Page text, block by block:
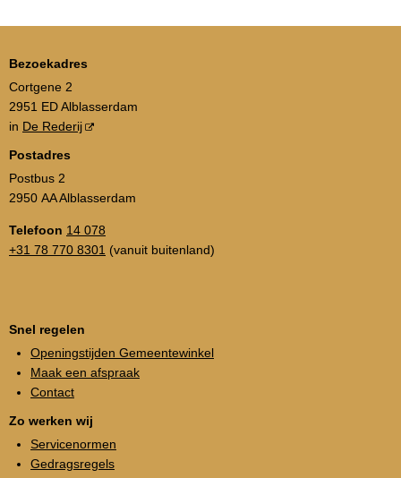
Bezoekadres
Cortgene 2
2951 ED Alblasserdam
in De Rederij
Postadres
Postbus 2
2950 AA Alblasserdam
Telefoon 14 078
+31 78 770 8301 (vanuit buitenland)
Snel regelen
Openingstijden Gemeentewinkel
Maak een afspraak
Contact
Zo werken wij
Servicenormen
Gedragsregels